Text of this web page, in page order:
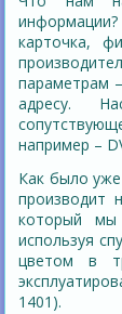
карточка,
параметрам
адресу.
например –
Как было
который мы
используя
цветом в
1401).